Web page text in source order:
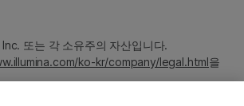
또는 각 소유주의 자산입니다.
ko-kr/company/legal.html을